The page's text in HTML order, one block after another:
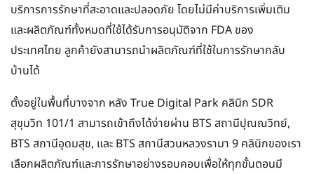
บริการการรักษาที่สะอาดและปลอดภัย โดยไม่มีค่าบริการเพิ่มเติม
และผลิตภัณฑ์ทั้งหมดที่ใช้ได้รับการอนุมัติจาก FDA ของ
ประเทศไทย ลูกค้ายังสามารถนำผลิตภัณฑ์ที่ใช้ในการรักษากลับ
บ้านได้
ตั้งอยู่ในพื้นที่บางจาก หลัง True Digital Park คลินิก SDR
สุขุมวิท 101/1 สามารถเข้าถึงได้ง่ายผ่าน BTS สถานีปุณณวิทย์,
BTS สถานีอุดมสุข, และ BTS สถานีสวนหลวงรามา 9 คลินิกของเรา
เลือกผลิตภัณฑ์และการรักษาอย่างรอบคอบเพื่อให้ทุกขั้นตอนมี